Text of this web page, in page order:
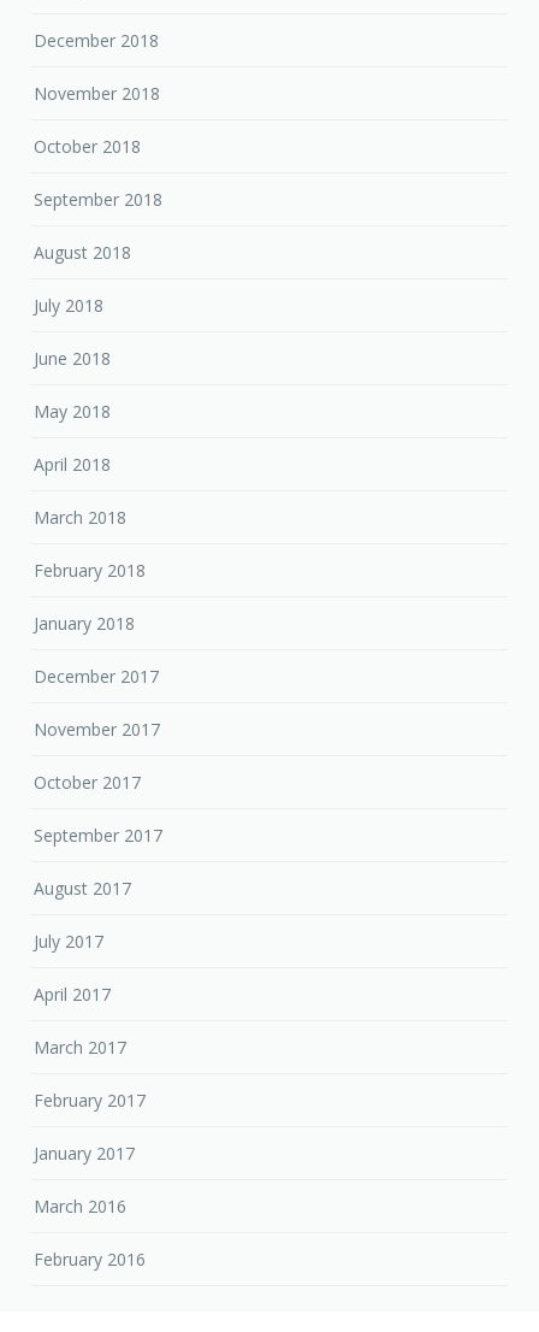
December 2018
November 2018
October 2018
September 2018
August 2018
July 2018
June 2018
May 2018
April 2018
March 2018
February 2018
January 2018
December 2017
November 2017
October 2017
September 2017
August 2017
July 2017
April 2017
March 2017
February 2017
January 2017
March 2016
February 2016